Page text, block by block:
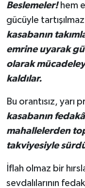
Beslemeler!hem
gücüyle
kasabanın
emrine uyarak
olarak
kaldılar.
Bu orantısız,
kasabanın
mahallelerden
takviyesiyle
İflah olmaz bir
sevdalılarının